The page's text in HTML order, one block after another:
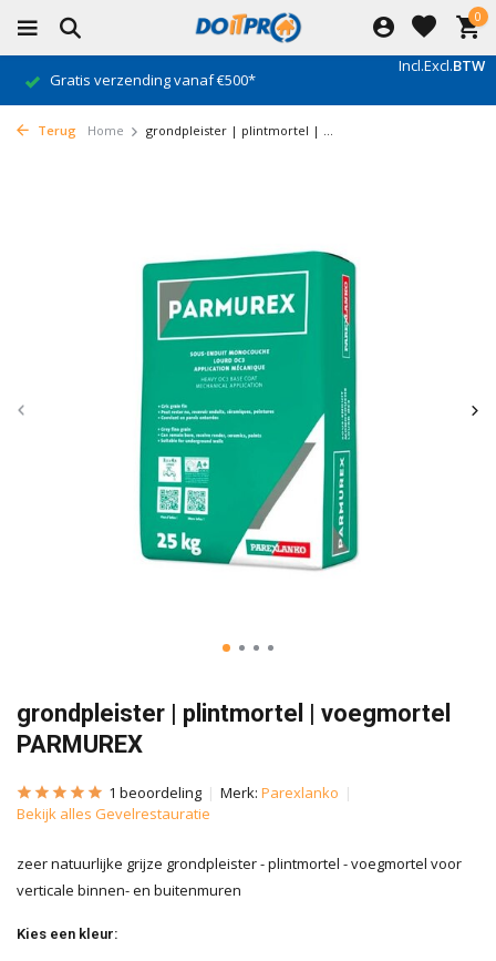
0
Incl.Excl.BTW
Gratis verzending vanaf €500*
Terug Home grondpleister | plintmortel | ...
grondpleister | plintmortel | voegmortel
PARMUREX
1 beoordeling Merk: Parexlanko
Bekijk alles Gevelrestauratie
zeer natuurlijke grijze grondpleister - plintmortel - voegmortel voor
verticale binnen- en buitenmuren
Kies een kleur: